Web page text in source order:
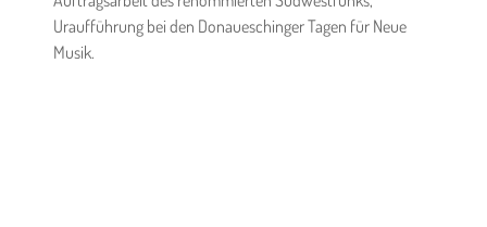
Uraufführung bei den Donaueschinger Tagen für Neue
Musik.